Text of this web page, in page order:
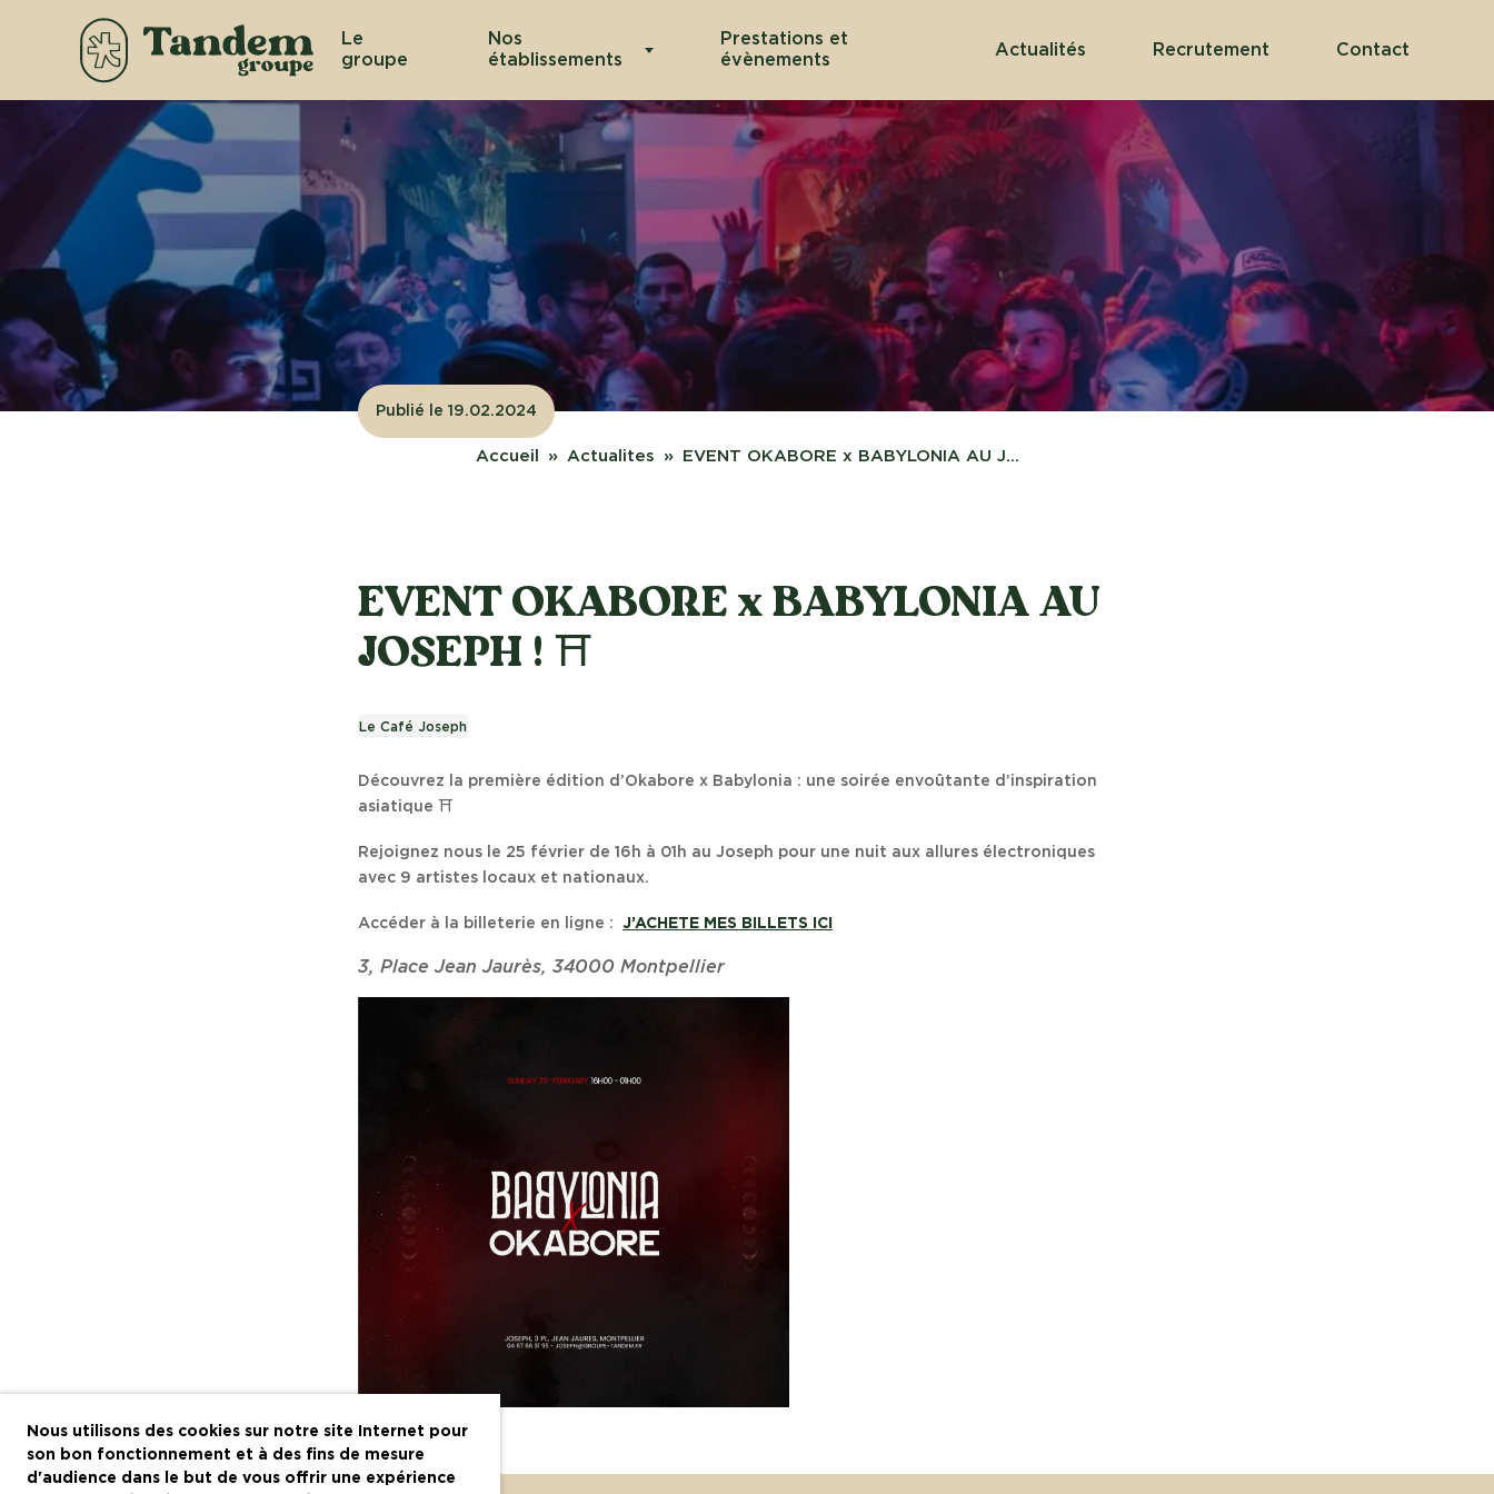
Le
groupe
Nos
établissements
Prestations et
évènements
Actualités Recrutement Contact
Publié le 19.02.2024
Accueil Actualites EVENT OKABORE x BABYLONIA AU J...
EVENT OKABORE x BABYLONIA AU
JOSEPH ! ⛩️
Le Café Joseph
Découvrez la première édition d’Okabore x Babylonia : une soirée envoûtante d’inspiration
asiatique ⛩️
Rejoignez nous le 25 février de 16h à 01h au Joseph pour une nuit aux allures électroniques
avec 9 artistes locaux et nationaux.
Accéder à la billeterie en ligne : J’ACHETE MES BILLETS ICI
3, Place Jean Jaurès, 34000 Montpellier
Nous utilisons des cookies sur notre site Internet pour
son bon fonctionnement et à des fins de mesure
d'audience dans le but de vous offrir une expérience